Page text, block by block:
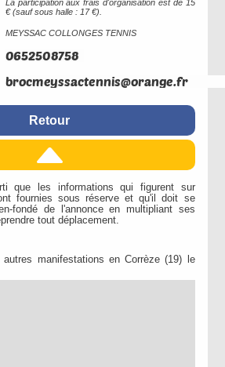
La participation aux frais d'organisation est de 15
€ (sauf sous halle : 17 €).
MEYSSAC COLLONGES TENNIS
Retour
que les informations qui figurent sur
fournies sous réserve et qu'il doit se
fondé de l'annonce en multipliant ses
tout déplacement.
manifestations en Corrèze (19) le